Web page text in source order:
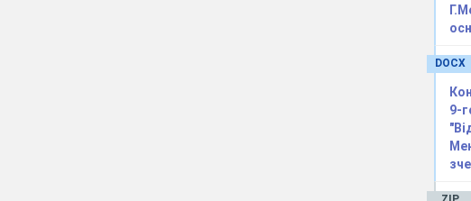
DOCX
9-